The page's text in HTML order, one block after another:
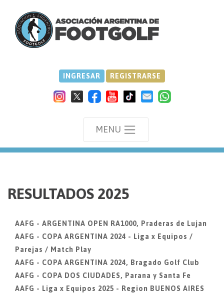
INGRESAR REGISTRARSE
MENU
RESULTADOS 2025
AAFG - ARGENTINA OPEN RA1000, Praderas de Lujan
AAFG - COPA ARGENTINA 2024 - Liga x Equipos /
Parejas / Match Play
AAFG - COPA ARGENTINA 2024, Bragado Golf Club
AAFG - COPA DOS CIUDADES, Parana y Santa Fe
AAFG - Liga x Equipos 2025 - Region BUENOS AIRES